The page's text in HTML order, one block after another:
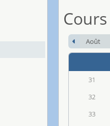
Cours
31
32
33